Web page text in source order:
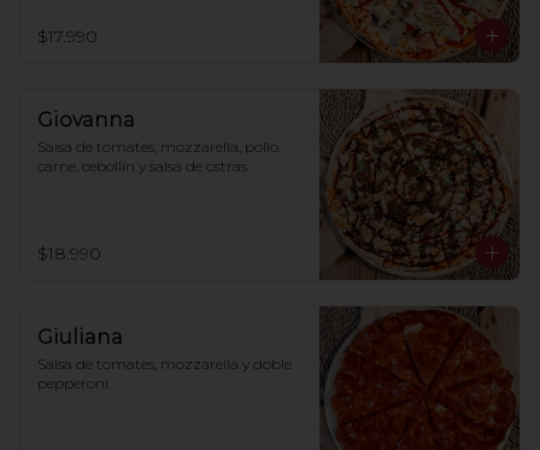
$17.990
Giovanna
Salsa de tomates, mozzarella, pollo,
carne, cebollín y salsa de ostras.
$18.990
Giuliana
Salsa de tomates, mozzarella y doble
pepperoni.